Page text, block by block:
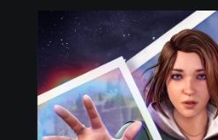
i
s
S